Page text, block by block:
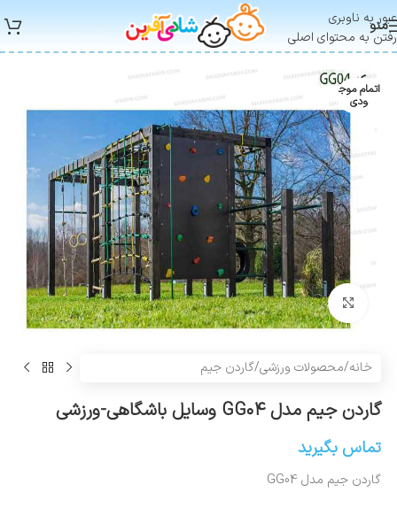
عبور به ناوبری
رفتن به محتوای اصلی
منو
اتمام موج
ودی
بزرگنمایی تصویر
خانه/محصولات ورزشی/گاردن جیم
گاردن جیم مدل GG۰۴ وسایل باشگاهی-ورزشی
تماس بگیرید
گاردن جیم مدل GG04